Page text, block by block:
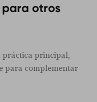
para otros
práctica principal,
para complementar